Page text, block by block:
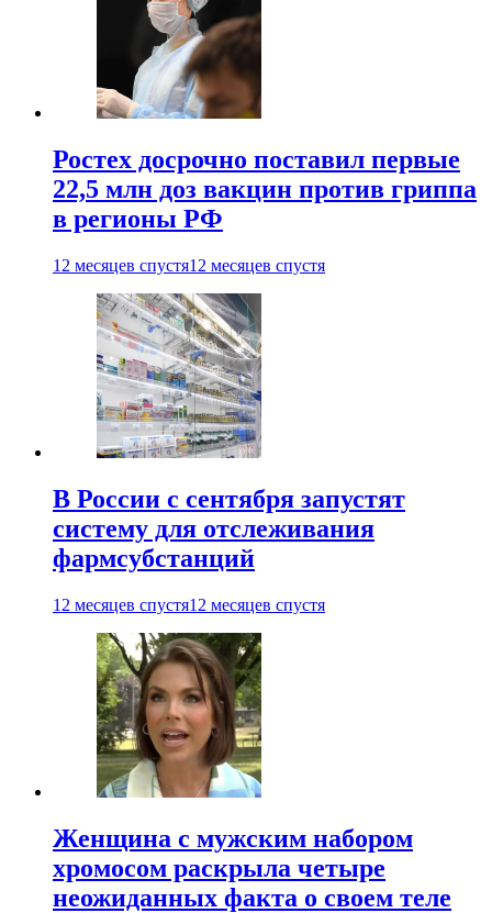
Ростех досрочно поставил первые
22,5 млн доз вакцин против гриппа
в регионы РФ
12 месяцев спустя12 месяцев спустя
В России с сентября запустят
систему для отслеживания
фармсубстанций
12 месяцев спустя12 месяцев спустя
Женщина с мужским набором
хромосом раскрыла четыре
неожиданных факта о своем теле